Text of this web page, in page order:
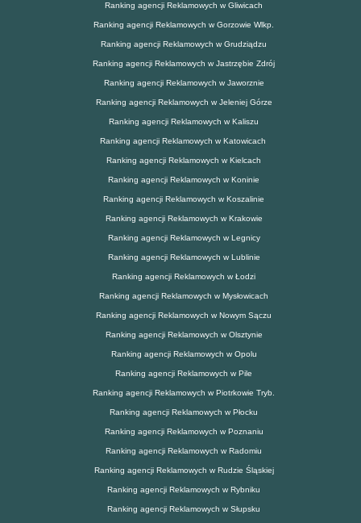
Ranking agencji Reklamowych w Gliwicach
Ranking agencji Reklamowych w Gorzowie Wlkp.
Ranking agencji Reklamowych w Grudziądzu
Ranking agencji Reklamowych w Jastrzębie Zdrój
Ranking agencji Reklamowych w Jaworznie
Ranking agencji Reklamowych w Jeleniej Górze
Ranking agencji Reklamowych w Kaliszu
Ranking agencji Reklamowych w Katowicach
Ranking agencji Reklamowych w Kielcach
Ranking agencji Reklamowych w Koninie
Ranking agencji Reklamowych w Koszalinie
Ranking agencji Reklamowych w Krakowie
Ranking agencji Reklamowych w Legnicy
Ranking agencji Reklamowych w Lublinie
Ranking agencji Reklamowych w Łodzi
Ranking agencji Reklamowych w Mysłowicach
Ranking agencji Reklamowych w Nowym Sączu
Ranking agencji Reklamowych w Olsztynie
Ranking agencji Reklamowych w Opolu
Ranking agencji Reklamowych w Pile
Ranking agencji Reklamowych w Piotrkowie Tryb.
Ranking agencji Reklamowych w Płocku
Ranking agencji Reklamowych w Poznaniu
Ranking agencji Reklamowych w Radomiu
Ranking agencji Reklamowych w Rudzie Śląskiej
Ranking agencji Reklamowych w Rybniku
Ranking agencji Reklamowych w Słupsku